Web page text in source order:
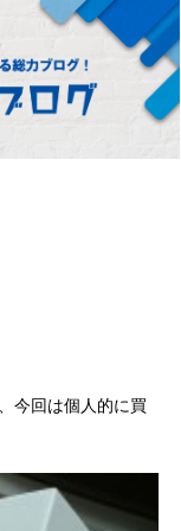
今回は個人的に買